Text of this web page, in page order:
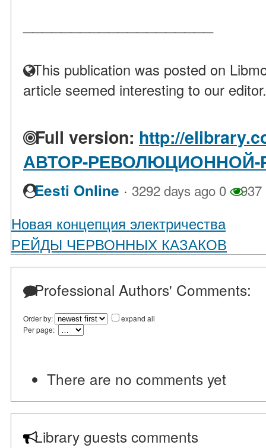
This publication was posted on
article seemed interesting to our editor.
Full version: http://
АВТОР-
Eesti Online · 3292 days ago 0 937
Новая концепция электричества
РЕЙДЫ ЧЕРВОННЫХ КАЗАКОВ
Professional Authors' Comments:
Order by:
expand all
Per page:
There are no comments yet
Library guests comments